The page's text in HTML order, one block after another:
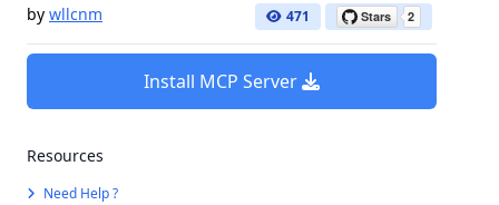
by wllcnm 471
Install MCP Server
Resources
Need Help ?